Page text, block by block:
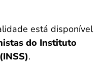
está disponível
do Instituto
.